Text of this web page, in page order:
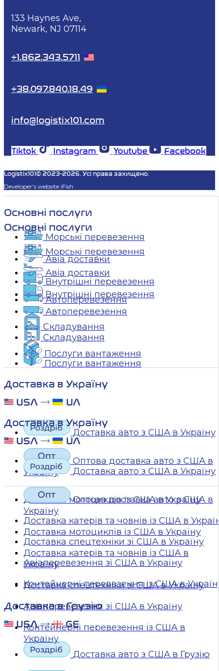
133 Haynes Ave,
Newark, NJ 07114
+1.862.343.5711
+38.097.840.18.49
info@logistix101.com
Tiktok Instagram Youtube Facebook
Logistix101© 2023-2026. Усі права захищено.
Developer’s website iFish
Основні послуги
Морські перевезення
Авіа доставки
Внутрішні перевезення
Автоперевезення
Складування
Послуги вантаження
Доставка в Україну
Доставка авто з США в Україну
Оптова доставка авто з США в
Україну
Доставка мотоциклів із США в Україну
Доставка катерів та човнів із США в
Україну
Доставка спецтехніки зі США в Україну
Авіаперевезення зі США в Україну
Контейнерні перевезення із США в
Україну
Основні послуги
Морські перевезення
Авіа доставки
Внутрішні перевезення
Автоперевезення
Складування
Послуги вантаження
Доставка в Україну
Доставка авто з США в Україну
Оптова доставка авто з США в
Україну
Доставка мотоциклів із США в Україну
Доставка катерів та човнів із США в
Доставка спецтехніки зі США в Україну
Авіаперевезення зі США в Україну
Контейнерні перевезення із США в
Доставка в Грузію
Доставка авто з США в Грузію